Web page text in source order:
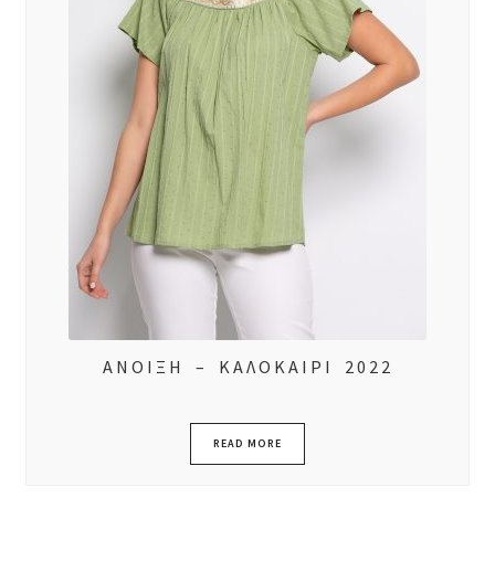
ΑΝΟΙΞΗ – ΚΑΛΟΚΑΙΡΙ 2022
READ MORE